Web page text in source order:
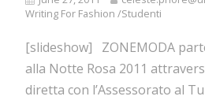
Writing For Fashion /Studenti
[slideshow] ZONEMODA
alla Notte Rosa 2011
diretta con l’Assessorato al